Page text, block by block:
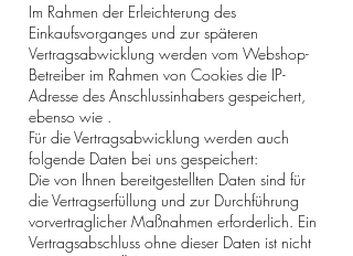
Im Rahmen der Erleichterung des
Einkaufsvorganges und zur späteren
Vertragsabwicklung werden vom Webshop-
Betreiber im Rahmen von Cookies die IP-
Adresse des Anschlussinhabers gespeichert,
ebenso wie .
Für die Vertragsabwicklung werden auch
folgende Daten bei uns gespeichert:
Die von Ihnen bereitgestellten Daten sind für
die Vertragserfüllung und zur Durchführung
vorvertraglicher Maßnahmen erforderlich. Ein
Vertragsabschluss ohne dieser Daten ist nicht